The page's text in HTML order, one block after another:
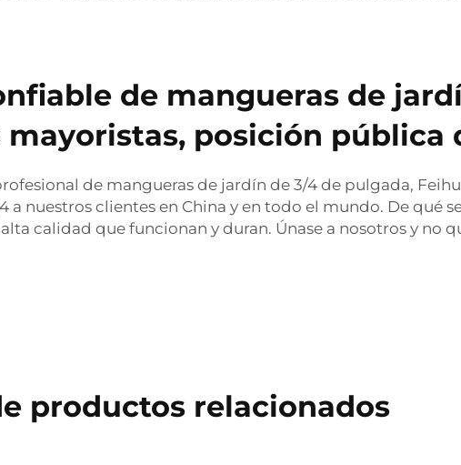
de mangueras de
posición pública
de mangueras de jardín de 3/4 de pulgada,
a nuestros clientes en China y en todo el mundo. De qué
calidad que funcionan y duran. Únase a nosotros y no
productos relacionados